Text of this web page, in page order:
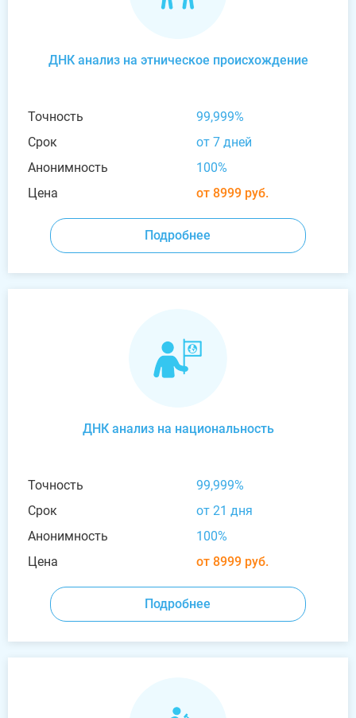
ДНК анализ на этническое происхождение
Точность
99,999%
Срок
от 7 дней
Анонимность
100%
Цена
от 8999 руб.
Подробнее
ДНК анализ на национальность
Точность
99,999%
Срок
от 21 дня
Анонимность
100%
Цена
от 8999 руб.
Подробнее